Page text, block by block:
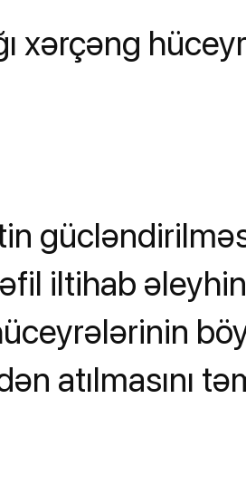
xərçəng
iltihab
atılmasını